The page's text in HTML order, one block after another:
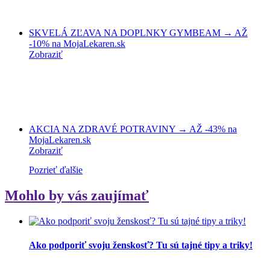
SKVELÁ ZĽAVA NA DOPLNKY GYMBEAM → AŽ
-10% na MojaLekaren.sk
Zobraziť
AKCIA NA ZDRAVÉ POTRAVINY → AŽ -43% na
MojaLekaren.sk
Zobraziť
Pozrieť ďalšie
Mohlo by vás zaujímať
Ako podporiť svoju ženskosť? Tu sú tajné tipy a triky!